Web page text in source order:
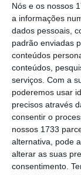
Nós e os nossos
a informações
dados pessoais,
padrão enviadas
conteúdos
conteúdos,
serviços. Com a
poderemos usar
precisos através
consentir o
nossos 1733
alternativa, pode
alterar as suas
consentimento.
O 5G vem
Ler Mais
As
euros, com
crescerem
de 2,6% do
segundo